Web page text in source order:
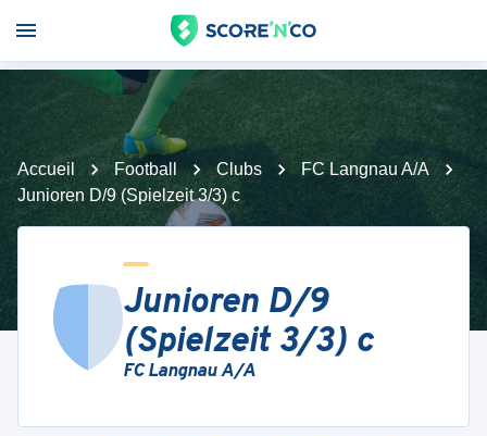
Accueil Football Clubs
FC Langnau A/A
Junioren D/9 (Spielzeit 3/3) c
Junioren D/9
(Spielzeit 3/3) c
FC Langnau A/A